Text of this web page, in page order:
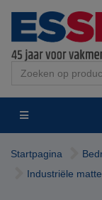
Startpagina
Industriële